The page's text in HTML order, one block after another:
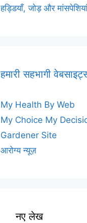
हड्डियाँ, जोड़ और मांसपेशियां
हमारी सहभागी
My Health By Web
My Choice My
Gardener Site
आरोग्य न्यूज़
नए लेख